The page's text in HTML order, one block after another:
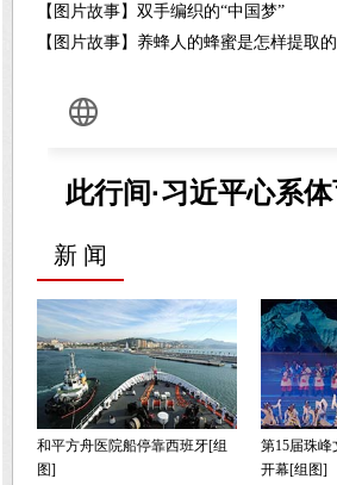
【图片故事】双手编织的“中国梦”
【图片故事】养蜂人的蜂蜜是怎样提取的